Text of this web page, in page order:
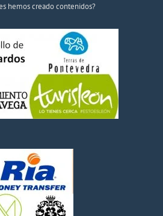
hemos creado contenidos?